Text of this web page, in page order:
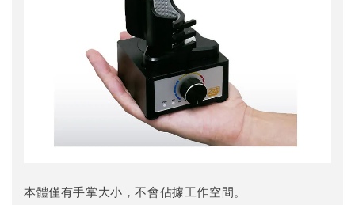
本體僅有手掌大小，不會佔據工作空間。